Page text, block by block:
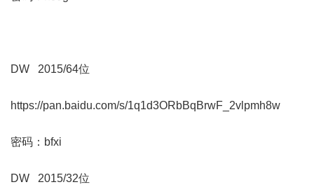
DW 2015/64位
https://pan.baidu.com/s/1q1d3ORbBqBrwF_2vlpmh8w
密码：bfxi
DW 2015/32位